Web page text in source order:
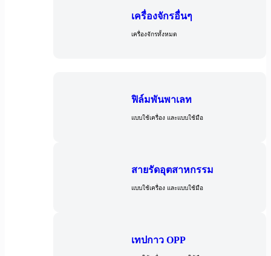
เครื่องจักรอื่นๆ
เครื่องจักรทั้งหมด
ฟิล์มพันพาเลท
แบบใช้เครื่อง และแบบใช้มือ
สายรัดอุตสาหกรรม
แบบใช้เครื่อง และแบบใช้มือ
เทปกาว OPP